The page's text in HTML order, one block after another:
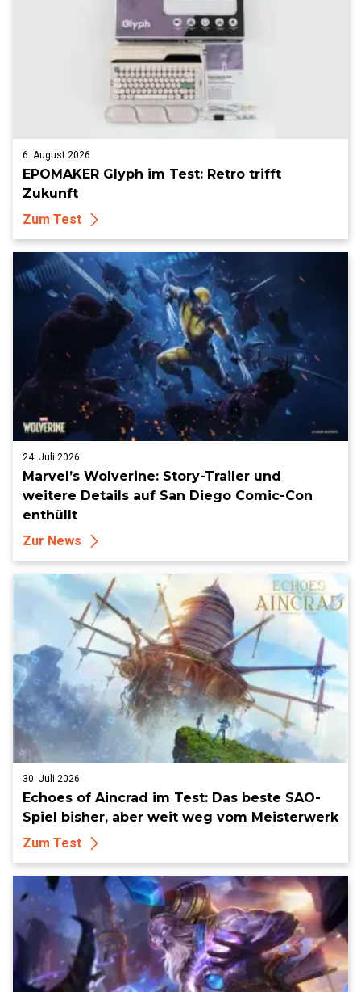
6. August 2026
EPOMAKER Glyph im Test: Retro trifft
Zukunft
Zum Test
24. Juli 2026
Marvel’s Wolverine: Story-Trailer und
weitere Details auf San Diego Comic-Con
enthüllt
Zur News
30. Juli 2026
Echoes of Aincrad im Test: Das beste SAO-
Spiel bisher, aber weit weg vom Meisterwerk
Zum Test